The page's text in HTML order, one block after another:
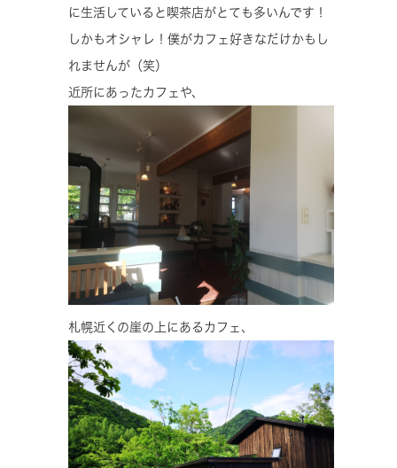
に生活していると喫茶店がとても多いんです！
しかもオシャレ！僕がカフェ好きなだけかもし
れませんが（笑）
近所にあったカフェや、
札幌近くの崖の上にあるカフェ、